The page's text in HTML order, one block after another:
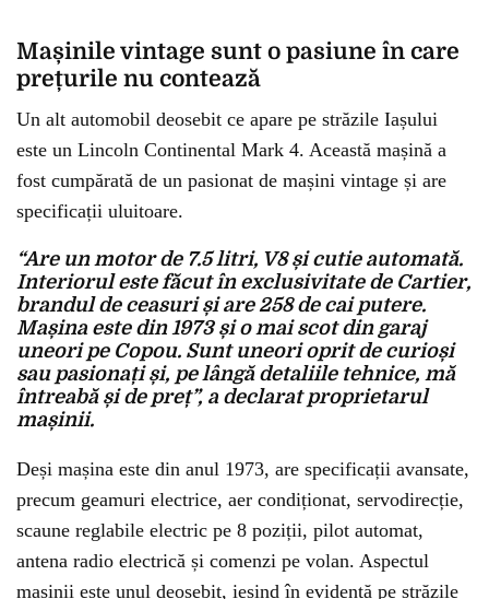
Mașinile vintage sunt o pasiune în care
prețurile nu contează
Un alt automobil deosebit ce apare pe străzile Iașului
este un Lincoln Continental Mark 4. Această mașină a
fost cumpărată de un pasionat de mașini vintage și are
specificații uluitoare.
“Are un motor de 7.5 litri, V8 și cutie automată.
Interiorul este făcut în exclusivitate de Cartier,
brandul de ceasuri și are 258 de cai putere.
Mașina este din 1973 și o mai scot din garaj
uneori pe Copou. Sunt uneori oprit de curioși
sau pasionați și, pe lângă detaliile tehnice, mă
întreabă și de preț”, a declarat proprietarul
mașinii.
Deși mașina este din anul 1973, are specificații avansate,
precum geamuri electrice, aer condiționat, servodirecție,
scaune reglabile electric pe 8 poziții, pilot automat,
antena radio electrică și comenzi pe volan. Aspectul
mașinii este unul deosebit, ieșind în evidență pe străzile